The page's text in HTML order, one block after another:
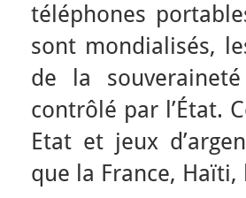
téléphones
sont mondialisés,
de la
contrôlé par l’État.
Etat et jeux
que la France,